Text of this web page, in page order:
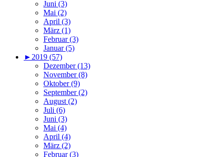
Juni (3)
Mai (2)
April (3)
März (1)
Februar (3)
Januar (5)
► 2019 (57)
Dezember (13)
November (8)
Oktober (9)
September (2)
August (2)
Juli (6)
Juni (3)
Mai (4)
April (4)
März (2)
Februar (3)